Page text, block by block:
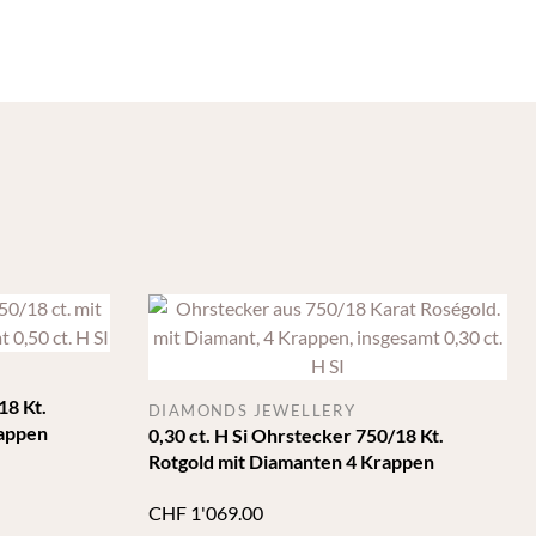
Kt.
0,30 ct. H Si Ohrstecker 750/18 Kt.
Rotgold mit Diamanten 4 Krappen
DIAMONDS JEWELLERY
CHF 1'069.00